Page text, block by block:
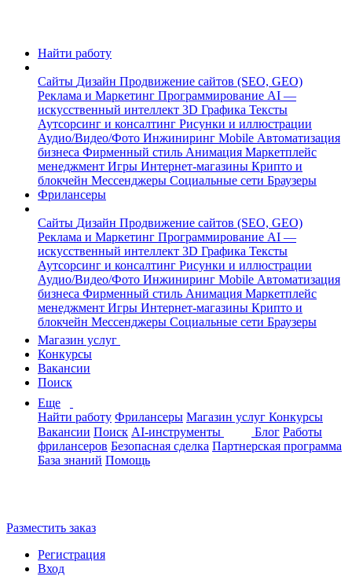
Найти работу
Сайты Дизайн Продвижение сайтов (SEO, GEO)
Реклама и Маркетинг Программирование AI —
искусственный интеллект 3D Графика Тексты
Аутсорсинг и консалтинг Рисунки и иллюстрации
Аудио/Видео/Фото Инжиниринг Mobile Автоматизация
бизнеса Фирменный стиль Анимация Маркетплейс
менеджмент Игры Интернет-магазины Крипто и
блокчейн Мессенджеры Социальные сети Браузеры
Фрилансеры
Сайты Дизайн Продвижение сайтов (SEO, GEO)
Реклама и Маркетинг Программирование AI —
искусственный интеллект 3D Графика Тексты
Аутсорсинг и консалтинг Рисунки и иллюстрации
Аудио/Видео/Фото Инжиниринг Mobile Автоматизация
бизнеса Фирменный стиль Анимация Маркетплейс
менеджмент Игры Интернет-магазины Крипто и
блокчейн Мессенджеры Социальные сети Браузеры
Магазин услуг
Конкурсы
Вакансии
Поиск
Еще
Найти работу Фрилансеры Магазин услуг Конкурсы
Вакансии Поиск AI-инструменты Блог Работы
фрилансеров Безопасная сделка Партнерская программа
База знаний Помощь
Разместить заказ
Регистрация
Вход